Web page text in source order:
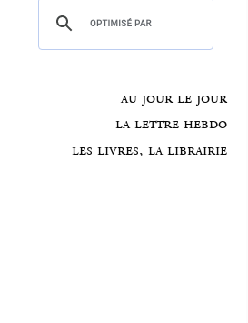
au jour le jour
la lettre hebdo
les livres, la librairie